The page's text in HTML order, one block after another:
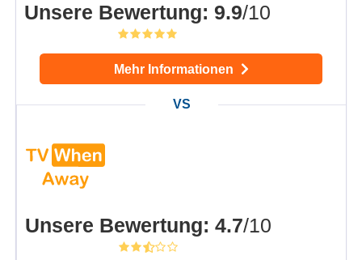
Unsere Bewertung: 9.9/10
Mehr Informationen
Unsere Bewertung: 4.7/10